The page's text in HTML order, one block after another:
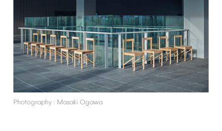
Photography : Masaki Ogawa